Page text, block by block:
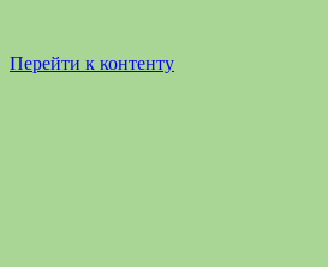
Перейти к контенту